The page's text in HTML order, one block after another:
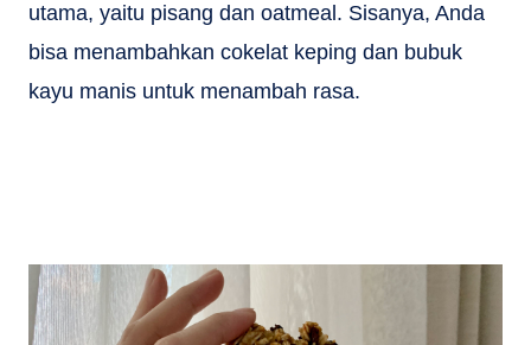
utama, yaitu pisang dan oatmeal. Sisanya, Anda
bisa menambahkan cokelat keping dan bubuk
kayu manis untuk menambah rasa.